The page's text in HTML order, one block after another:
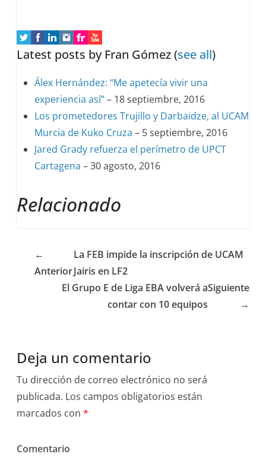
Latest posts by Fran Gómez(see all)
Álex Hernández: “Me apetecía vivir una
experiencia así”– 18 septiembre, 2016
Los prometedores Trujillo y Darbaidze, al UCAM
Murcia de Kuko Cruza – 5 septiembre, 2016
Jared Grady refuerza el perímetro de UPCT
Cartagena – 30 agosto, 2016
Relacionado
←
Anterior
La FEB impide la inscripción de UCAM
Jairis en LF2
El Grupo E de Liga EBA volverá a
contar con 10 equipos
Siguiente
→
Deja un comentario
Tu dirección de correo electrónico no será
publicada. Los campos obligatorios están
marcados con*
Comentario